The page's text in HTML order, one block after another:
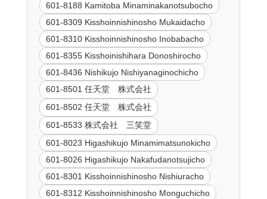
601-8188 Kamitoba Minaminakanotsubocho
601-8309 Kisshoinnishinosho Mukaidacho
601-8310 Kisshoinnishinosho Inobabacho
601-8355 Kisshoinishihara Donoshirocho
601-8436 Nishikujo Nishiyanaginochicho
601-8501 任天堂 株式会社
601-8502 任天堂 株式会社
601-8533 株式会社 三笑堂
601-8023 Higashikujo Minamimatsunokicho
601-8026 Higashikujo Nakafudanotsujicho
601-8301 Kisshoinnishinosho Nishiuracho
601-8312 Kisshoinnishinosho Monguchicho